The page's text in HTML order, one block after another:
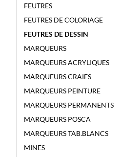
FEUTRES
FEUTRES DE COLORIAGE
FEUTRES DE DESSIN
MARQUEURS
MARQUEURS ACRYLIQUES
MARQUEURS CRAIES
MARQUEURS PEINTURE
MARQUEURS PERMANENTS
MARQUEURS POSCA
MARQUEURS TAB.BLANCS
MINES
ECRITURE